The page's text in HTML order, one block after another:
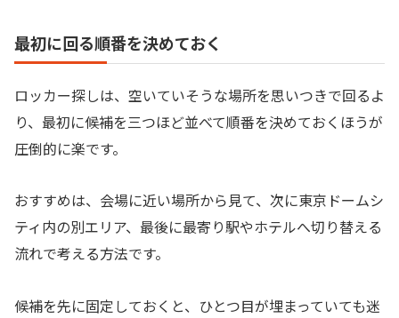
最初に回る順番を決めておく
ロッカー探しは、空いていそうな場所を思いつきで回るよ
り、最初に候補を三つほど並べて順番を決めておくほうが
圧倒的に楽です。
おすすめは、会場に近い場所から見て、次に東京ドームシ
ティ内の別エリア、最後に最寄り駅やホテルへ切り替える
流れで考える方法です。
候補を先に固定しておくと、ひとつ目が埋まっていても迷